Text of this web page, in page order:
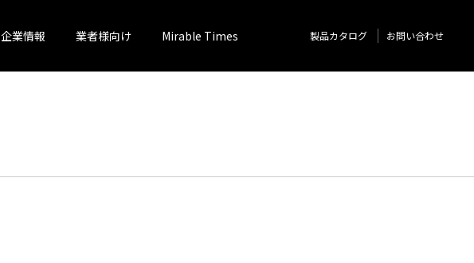
企業情報 業者様向け Mirable Times 製品カタログ お問い合わせ